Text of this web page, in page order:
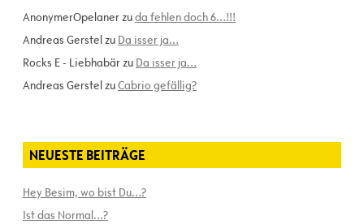
AnonymerOpelanerzuda fehlen doch 6…!!!
Andreas Gerstelzu Da isser ja…
Rocks E - Liebhabärzu Da isser ja…
Andreas GerstelzuCabrio gefällig?
NEUESTE BEITRÄGE
Hey Besim, wo bist Du…?
Ist das Normal…?